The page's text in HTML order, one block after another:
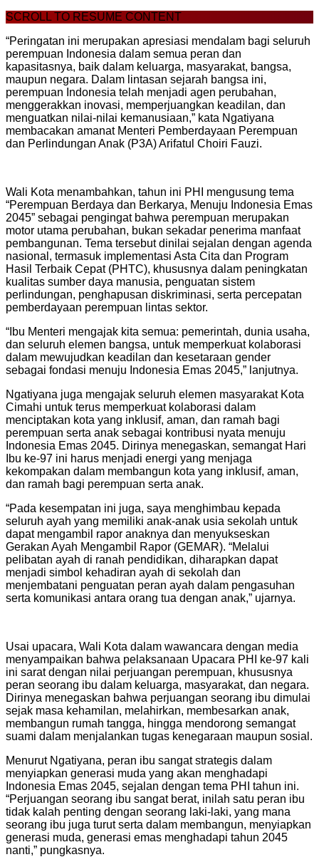
SCROLL TO RESUME CONTENT
“Peringatan ini merupakan apresiasi mendalam bagi seluruh
perempuan Indonesia dalam semua peran dan
kapasitasnya, baik dalam keluarga, masyarakat, bangsa,
maupun negara. Dalam lintasan sejarah bangsa ini,
perempuan Indonesia telah menjadi agen perubahan,
menggerakkan inovasi, memperjuangkan keadilan, dan
menguatkan nilai-nilai kemanusiaan,” kata Ngatiyana
membacakan amanat Menteri Pemberdayaan Perempuan
dan Perlindungan Anak (P3A) Arifatul Choiri Fauzi.
Wali Kota menambahkan, tahun ini PHI mengusung tema
“Perempuan Berdaya dan Berkarya, Menuju Indonesia Emas
2045” sebagai pengingat bahwa perempuan merupakan
motor utama perubahan, bukan sekadar penerima manfaat
pembangunan. Tema tersebut dinilai sejalan dengan agenda
nasional, termasuk implementasi Asta Cita dan Program
Hasil Terbaik Cepat (PHTC), khususnya dalam peningkatan
kualitas sumber daya manusia, penguatan sistem
perlindungan, penghapusan diskriminasi, serta percepatan
pemberdayaan perempuan lintas sektor.
“Ibu Menteri mengajak kita semua: pemerintah, dunia usaha,
dan seluruh elemen bangsa, untuk memperkuat kolaborasi
dalam mewujudkan keadilan dan kesetaraan gender
sebagai fondasi menuju Indonesia Emas 2045,” lanjutnya.
Ngatiyana juga mengajak seluruh elemen masyarakat Kota
Cimahi untuk terus memperkuat kolaborasi dalam
menciptakan kota yang inklusif, aman, dan ramah bagi
perempuan serta anak sebagai kontribusi nyata menuju
Indonesia Emas 2045. Dirinya menegaskan, semangat Hari
Ibu ke-97 ini harus menjadi energi yang menjaga
kekompakan dalam membangun kota yang inklusif, aman,
dan ramah bagi perempuan serta anak.
“Pada kesempatan ini juga, saya menghimbau kepada
seluruh ayah yang memiliki anak-anak usia sekolah untuk
dapat mengambil rapor anaknya dan menyukseskan
Gerakan Ayah Mengambil Rapor (GEMAR). “Melalui
pelibatan ayah di ranah pendidikan, diharapkan dapat
menjadi simbol kehadiran ayah di sekolah dan
menjembatani penguatan peran ayah dalam pengasuhan
serta komunikasi antara orang tua dengan anak,” ujarnya.
Usai upacara, Wali Kota dalam wawancara dengan media
menyampaikan bahwa pelaksanaan Upacara PHI ke-97 kali
ini sarat dengan nilai perjuangan perempuan, khususnya
peran seorang ibu dalam keluarga, masyarakat, dan negara.
Dirinya menegaskan bahwa perjuangan seorang ibu dimulai
sejak masa kehamilan, melahirkan, membesarkan anak,
membangun rumah tangga, hingga mendorong semangat
suami dalam menjalankan tugas kenegaraan maupun sosial.
Menurut Ngatiyana, peran ibu sangat strategis dalam
menyiapkan generasi muda yang akan menghadapi
Indonesia Emas 2045, sejalan dengan tema PHI tahun ini.
“Perjuangan seorang ibu sangat berat, inilah satu peran ibu
tidak kalah penting dengan seorang laki-laki, yang mana
seorang ibu juga turut serta dalam membangun, menyiapkan
generasi muda, generasi emas menghadapi tahun 2045
nanti,” pungkasnya.